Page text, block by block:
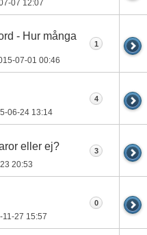
07 12:07
- Hur många
07-01 00:46
1
06-24 13:14
4
eller ej?
20:53
3
11-27 15:57
0